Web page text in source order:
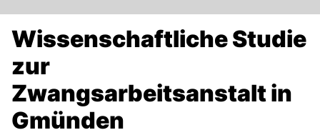
Wissenschaftliche Studie
zur
Zwangsarbeitsanstalt in
Gmünden